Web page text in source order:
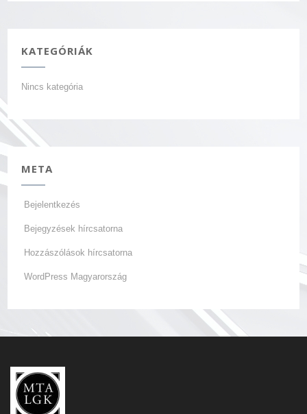
KATEGÓRIÁK
Nincs kategória
META
Bejelentkezés
Bejegyzések hírcsatorna
Hozzászólások hírcsatorna
WordPress Magyarország